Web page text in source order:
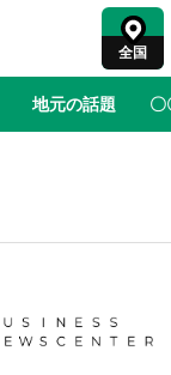
全国
地元の話題 〇